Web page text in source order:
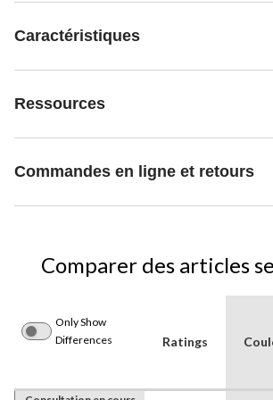
Caractéristiques
Ressources
Commandes en ligne et retours
Comparer des articles
Only Show
Differences
Ratings